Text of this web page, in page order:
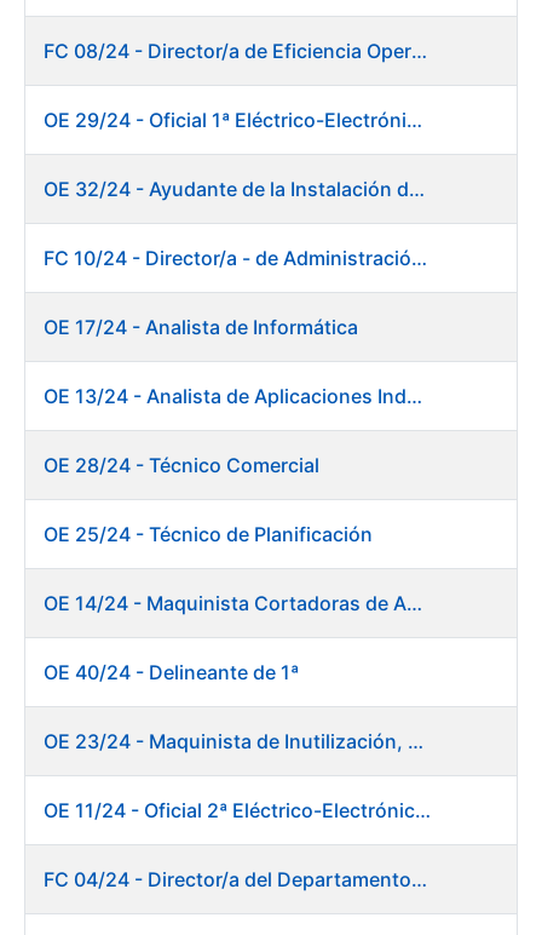
Mostrar/Ocultar
Mostrar/Ocultar
Mostrar/Ocultar
FC 08/24 - Director/a de Eficiencia Operativa
OE 29/24 - Oficial 1ª Eléctrico-Electrónico Mantenimiento Destacado
OE 32/24 - Ayudante de la Instalación de Preparación de Pastas. Fábrica de Papel
FC 10/24 - Director/a - de Administración Financiera
OE 17/24 - Analista de Informática
OE 13/24 - Analista de Aplicaciones Industriales
OE 28/24 - Técnico Comercial
OE 25/24 - Técnico de Planificación
OE 14/24 - Maquinista Cortadoras de Acabado Máquina de Papel
OE 40/24 - Delineante de 1ª
OE 23/24 - Maquinista de Inutilización, Destrucción y Empacado de Papel
OE 11/24 - Oficial 2ª Eléctrico-Electrónico Central
FC 04/24 - Director/a del Departamento de Innovación e Inteligencia Artificial